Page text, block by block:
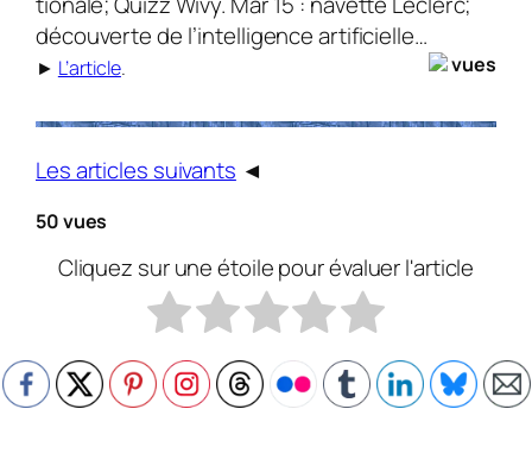
découverte de l’intelligence artificielle…
► L’article. vues
Les articles suivants ◄
50 vues
Cliquez sur une étoile pour évaluer l'article